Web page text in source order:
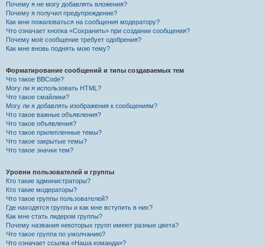
Почему я не могу добавлять вложения?
Почему я получил предупреждение?
Как мне пожаловаться на сообщения модератору?
Что означает кнопка «Сохранить» при создании сообщения?
Почему моё сообщение требует одобрения?
Как мне вновь поднять мою тему?
Форматирование сообщений и типы создаваемых тем
Что такое BBCode?
Могу ли я использовать HTML?
Что такое смайлики?
Могу ли я добавлять изображения к сообщениям?
Что такое важные объявления?
Что такое объявления?
Что такое прилепленные темы?
Что такое закрытые темы?
Что такое значки тем?
Уровни пользователей и группы
Кто такие администраторы?
Кто такие модераторы?
Что такое группы пользователей?
Где находятся группы и как мне вступить в них?
Как мне стать лидером группы?
Почему названия некоторых групп имеют разные цвета?
Что такое группа по умолчанию?
Что означает ссылка «Наша команда»?